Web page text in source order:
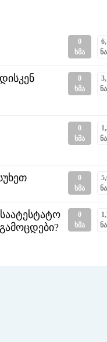
0
ხმა
0
ხმა
0
ხმა
0
ხმა
0
ხმა